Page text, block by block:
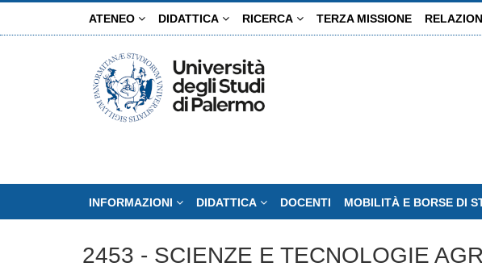
ATENEO DIDATTICA RICERCA TERZA MISSIONE
INFORMAZIONI DIDATTICA DOCENTI MOBILITÀ E BORSE DI
2453 - SCIENZE E TECNOLOGIE